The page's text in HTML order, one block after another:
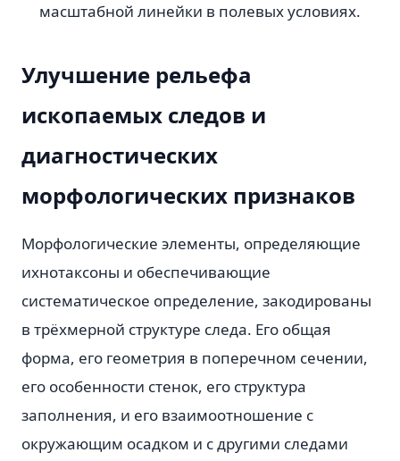
масштабной линейки в полевых условиях.
Улучшение рельефа
ископаемых следов и
диагностических
морфологических признаков
Морфологические элементы, определяющие
ихнотаксоны и обеспечивающие
систематическое определение, закодированы
в трёхмерной структуре следа. Его общая
форма, его геометрия в поперечном сечении,
его особенности стенок, его структура
заполнения, и его взаимоотношение с
окружающим осадком и с другими следами